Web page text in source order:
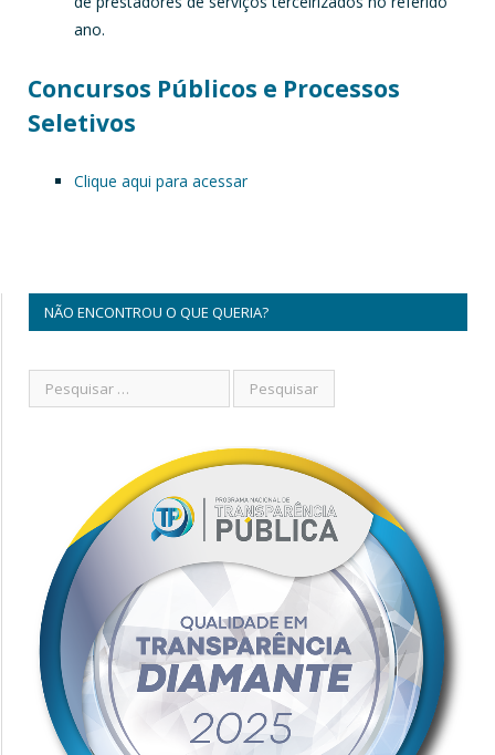
ano.
Concursos Públicos e Processos
Seletivos
Clique aqui para acessar
NÃO ENCONTROU O QUE QUERIA?